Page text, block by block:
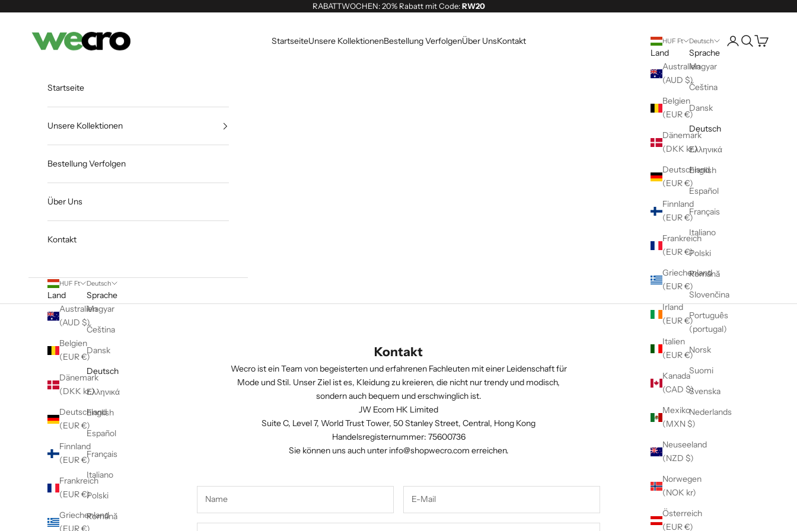
RABATTWOCHEN: 20% Rabatt mit Code:RW20
Shopwecro
StartseiteUnsere KollektionenBestellung VerfolgenÜber UnsKontakt HUF Ft
Land
Australien
(AUD $)
Belgien
(EUR €)
Dänemark
(DKK kr.)
Deutschland
(EUR €)
Finnland
(EUR €)
Frankreich
(EUR €)
Griechenland
(EUR €)
Irland
(EUR €)
Italien
(EUR €)
Kanada
(CAD $)
Mexiko
(MXN $)
Neuseeland
(NZD $)
Norwegen
(NOK kr)
Österreich
(EUR €)
Deutsch
Sprache
Magyar
Čeština
Dansk
Deutsch
Ελληνικά
English
Español
Français
Italiano
Polski
Română
Slovenčina
Português
(portugal)
Norsk
Suomi
Svenska
Nederlands
Suche öffnen
Startseite
Unsere Kollektionen
Bestellung Verfolgen
Über Uns
Kontakt
HUF Ft
Land
Australien
(AUD $)
Belgien
(EUR €)
Dänemark
(DKK kr.)
Deutschland
(EUR €)
Finnland
(EUR €)
Frankreich
(EUR €)
Griechenland
(EUR €)
Deutsch
Sprache
Magyar
Čeština
Dansk
Deutsch
Ελληνικά
English
Español
Français
Italiano
Polski
Română
Kontakt
Wecro ist ein Team von begeisterten und erfahrenen Fachleuten mit einer Leidenschaft für
Mode und Stil. Unser Ziel ist es, Kleidung zu kreieren, die nicht nur trendy und modisch,
sondern auch bequem und erschwinglich ist.
JW Ecom HK Limited
Suite C, Level 7, World Trust Tower, 50 Stanley Street, Central, Hong Kong
Handelsregisternummer: 75600736
Sie können uns auch unter info@shopwecro.com erreichen.